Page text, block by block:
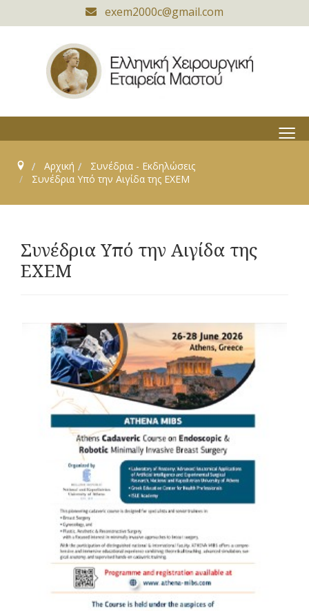
exem2000c@gmail.com
≡
Αρχική
Συνέδρια - Εκδηλώσεις
Συνέδρια Υπό την Αιγίδα της ΕΧΕΜ
Συνέδρια Υπό την Αιγίδα της
ΕΧΕΜ